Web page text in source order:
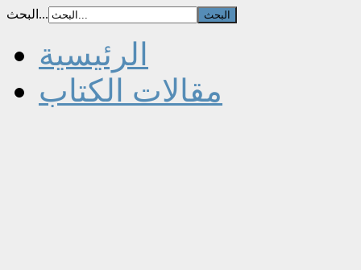
البحث...
الرئيسية
مقالات الكتاب